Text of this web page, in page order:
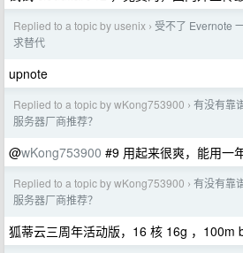
Replied to a topic by usenix › 受不了 Evernote
求替代
upnote
Replied to a topic by wKong753900 › 有没有靠
服务器厂商推荐？
@wKong753900 #9 用起来很爽，能用一
Replied to a topic by wKong753900 › 有没有靠
服务器厂商推荐？
狐蒂云三周年活动版，16 核 16g ，100m